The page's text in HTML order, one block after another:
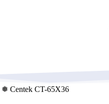
❅ Centek CT-65X36